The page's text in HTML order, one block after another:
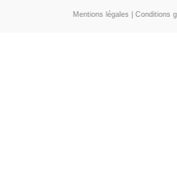
Mentions légales Conditions